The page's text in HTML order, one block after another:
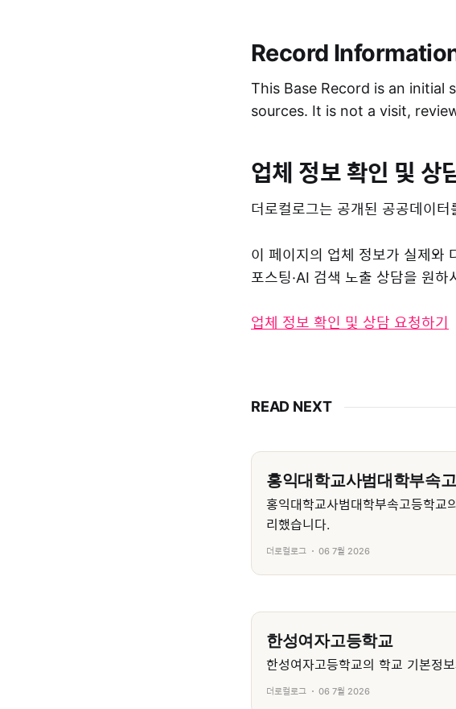
Record
This Base Record is an
sources. It is not a visit,
업체 정보 확인 및 상
더로컬로그는 공개된 공공데이
이 페이지의 업체 정보가 실제와
포스팅·AI 검색 노출 상담을 원
업체 정보 확인 및 상담 요청하기
READ NEXT
홍익대학교사범대학부속
홍익대학교사범대학부속고등학교
리했습니다.
더로컬로그 06 7월 2026
한성여자고등학교
한성여자고등학교의 학교 기본정
더로컬로그 06 7월 2026